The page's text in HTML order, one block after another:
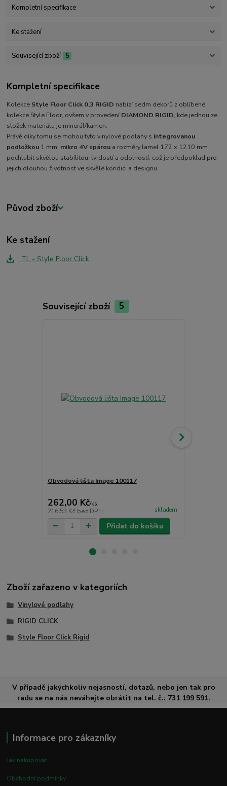
Kompletní specifikace
Ke stažení
Související zboží 5
Kompletní specifikace
Kolekce Style Floor Click 0,3 RIGID nabízí sedm dekorů z oblíbené
kolekce Style Floor, ovšem v provedení DIAMOND RIGID, kde jednou ze
složek materiálu je minerál/kamen.
Právě díky tomu se mohou tyto vinylové podlahy s integrovanou
podložkou 1 mm, mikro 4V spárou a rozměry lamel 172 x 1210 mm
pochlubit skvělou stabilitou, tvrdostí a odolností, což je předpoklad pro
jejich dlouhou životnost ve skvělé kondici a designu.
Původ zboží
Ke stažení
TL - Style Floor Click
Související zboží 5
Obvodová lišta Image 100117
262,00 Kč/ks
216,53 Kč bez DPH skladem
Přidat do košíku
Zboží zařazeno v kategoriích
Vinylové podlahy
RIGID CLICK
Style Floor Click Rigid
V případě jakýchkoliv nejasností, dotazů, nebo jen tak pro
radu se na nás neváhejte obrátit na tel. č.: 731 199 591.
Informace pro zákazníky
Jak nakupovat
Obchodní podmínky